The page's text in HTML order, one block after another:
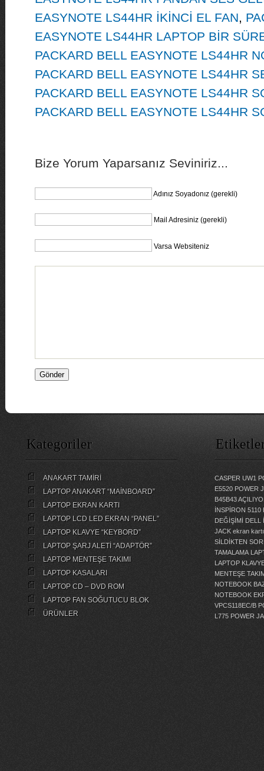
EASYNOTE LS44HR İKİNCİ EL FAN,
EASYNOTE LS44HR LAPTOP BİR
PACKARD BELL EASYNOTE LS44HR
PACKARD BELL EASYNOTE LS44HR
PACKARD BELL EASYNOTE LS44HR
PACKARD BELL EASYNOTE LS44HR
Bize Yorum Yaparsanız Seviniriz...
Adınız Soyadonız (gerekli)
Mail Adresiniz (gerekli)
Varsa Websiteniz
Kategoriler
ANAKART TAMİRİ
LAPTOP ANAKART “MAİNBOARD”
LAPTOP EKRAN KARTI
LAPTOP LCD LED EKRAN “PANEL”
LAPTOP KLAVYE “KEYBORD”
LAPTOP ŞARJ ALETİ “ADAPTÖR”
LAPTOP MENTEŞE TAKIMI
LAPTOP KASALARI
LAPTOP CD – DVD ROM
LAPTOP FAN SOĞUTUCU BLOK
ÜRÜNLER
CASPER UW1
E5520 POWER
B45B43
İNSPİRON
DEĞİŞİMİ
DELL
JACK ekran
SİLDİKTEN
TAMALAMA
LAPTOP
MENTEŞE
NOTEBOOK
NOTEBOOK
VPCS118EC/B
L775 POWER